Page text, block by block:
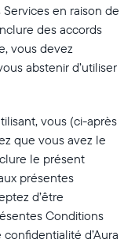
en raison de
des accords
vous devez
abstenir d’utiliser
vous (ci-après
que vous avez le
le présent
présentes
d’être
Conditions
confidentialité d’Aura